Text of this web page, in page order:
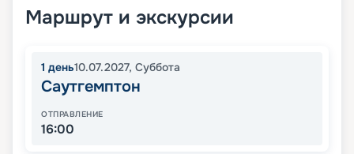
Маршрут и экскурсии
1 день10.07.2027, Суббота
Саутгемптон
ОТПРАВЛЕНИЕ
16:00